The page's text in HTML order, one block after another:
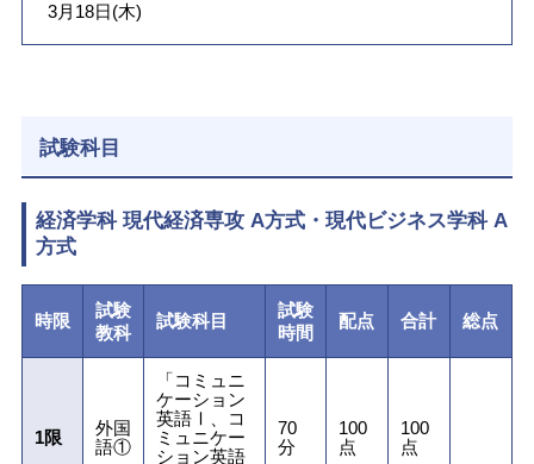
3月18日(木)
試験科目
経済学科 現代経済専攻 A方式・現代ビジネス学科 A
方式
時限
試験
教科
試験科目
試験
時間
配点 合計 総点
1限
外国
語①
「コミュニ
ケーション
英語Ⅰ、コ
ミュニケー
ション英語
70
分
100
点
100
点